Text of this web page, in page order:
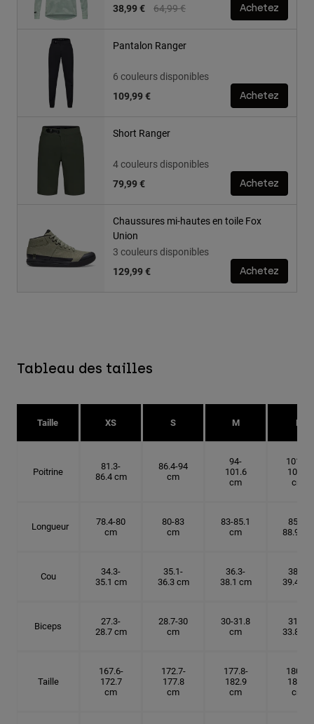
Price reduced from
64,99 €to
38,99 € Achetez
Pantalon Ranger
6 couleurs disponibles
109,99 €
Achetez
Short Ranger
4 couleurs disponibles
79,99 €
Achetez
Chaussures mi-hautes en toile Fox
Union
3 couleurs disponibles
129,99 €
Achetez
Tableau des tailles
Taille XS S M L
Poitrine
81.3-
86.4 cm
86.4-94
cm
94-
101.6
cm
101.6-
109.2
cm
Longueur
78.4-80
cm
80-83
cm
83-85.1
cm
85.1-
88.9 cm
Cou
34.3-
35.1 cm
35.1-
36.3 cm
36.3-
38.1 cm
38.1-
39.4 cm
Biceps
27.3-
28.7 cm
28.7-30
cm
30-31.8
cm
31.8-
33.8 cm
Taille
167.6-
172.7
cm
172.7-
177.8
cm
177.8-
182.9
cm
180.3-
185.5
cm